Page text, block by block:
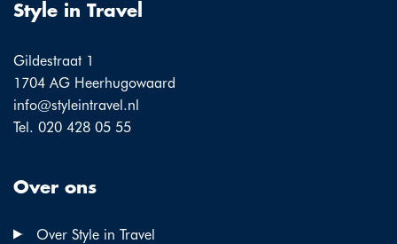
Style in Travel
Gildestraat 1
1704 AG Heerhugowaard
info@styleintravel.nl
Tel. 020 428 05 55
Over ons
Over Style in Travel